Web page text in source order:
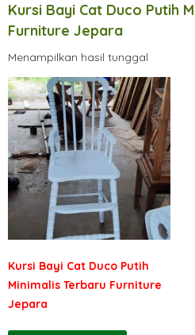
Kursi Bayi Cat Duco Putih
Furniture Jepara
Menampilkan hasil tunggal
Kursi Bayi Cat Duco Putih
Minimalis Terbaru Furniture
Jepara